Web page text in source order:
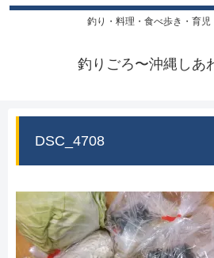
釣り・料理・食べ歩き・育児
釣りごろ〜沖縄しあ
DSC_4708